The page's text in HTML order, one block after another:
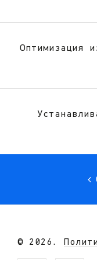
Оптимизация
© 2026.